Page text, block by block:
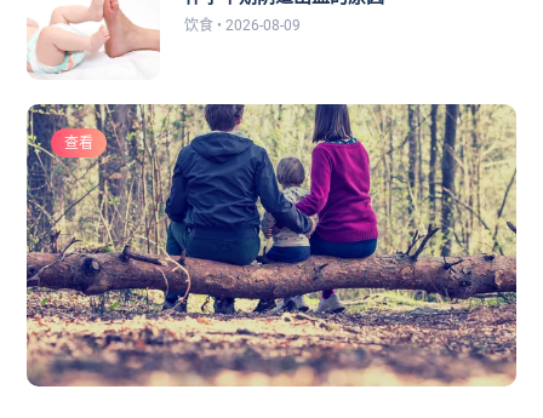
饮食 • 2026-08-09
查看